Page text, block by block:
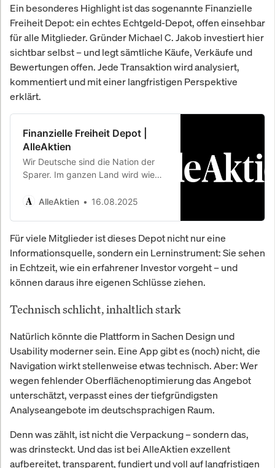
Ein besonderes Highlight ist das sogenannte Finanzielle
Freiheit Depot: ein echtes Echtgeld-Depot, offen einsehbar
für alle Mitglieder. Gründer Michael C. Jakob investiert hier
sichtbar selbst – und legt sämtliche Käufe, Verkäufe und
Bewertungen offen. Jede Transaktion wird analysiert,
kommentiert und mit einer langfristigen Perspektive
erklärt.
Finanzielle Freiheit Depot |
AlleAktien
Wir Deutsche sind die Nation der
Sparer. Im ganzen Land wird wie
Durchschnittsvermögen eines
AlleAktien 16.08.2025
Für viele Mitglieder ist dieses Depot nicht nur eine
Informationsquelle, sondern ein Lerninstrument: Sie sehen
in Echtzeit, wie ein erfahrener Investor vorgeht – und
können daraus ihre eigenen Schlüsse ziehen.
Technisch schlicht, inhaltlich stark
Natürlich könnte die Plattform in Sachen Design und
Usability moderner sein. Eine App gibt es (noch) nicht, die
Navigation wirkt stellenweise etwas technisch. Aber: Wer
wegen fehlender Oberflächenoptimierung das Angebot
unterschätzt, verpasst eines der tiefgründigsten
Analyseangebote im deutschsprachigen Raum.
Denn was zählt, ist nicht die Verpackung – sondern das,
was drinsteckt. Und das ist bei AlleAktien exzellent
aufbereitet, transparent, fundiert und voll auf langfristigen